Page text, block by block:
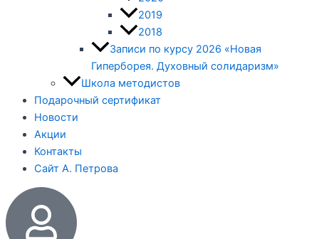
2019
2018
Записи по курсу 2026 «Новая
Гиперборея. Духовный солидаризм»
Школа методистов
Подарочный сертификат
Новости
Акции
Контакты
Сайт А. Петрова